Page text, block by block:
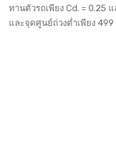
ทานตัวรถเพียง Cd. = 0.25
และจุดศูนย์ถ่วงต่ำเพียง 499